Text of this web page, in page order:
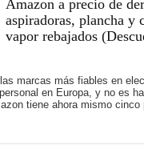
Amazon a precio de
aspiradoras, plancha y
vapor rebajados
marcas más fiables en
en Europa, y no es
tiene ahora mismo cinco